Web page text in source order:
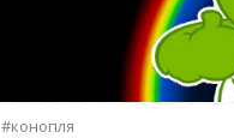
#конопля